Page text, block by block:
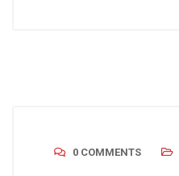
0 COMMENTS